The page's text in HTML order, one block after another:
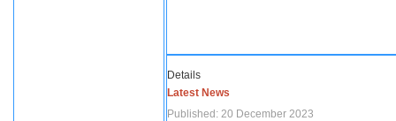
Details
Latest News
Published: 20 December 2023